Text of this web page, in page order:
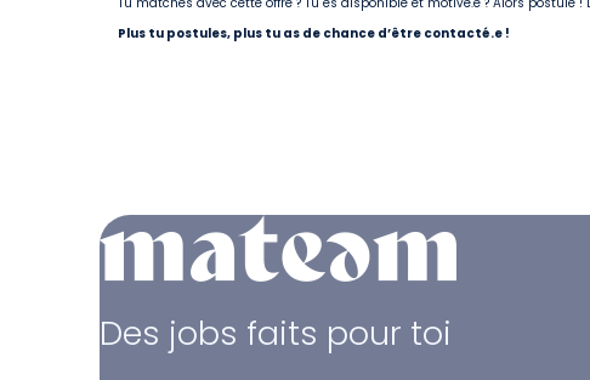
Plus tu postules, plus tu as de chance d’être contacté.e !
Des jobs faits pour toi